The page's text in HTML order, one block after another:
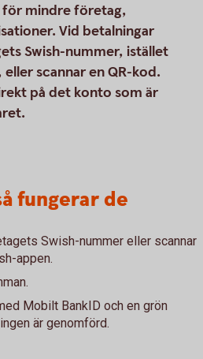
för mindre företag,
Vid betalningar
Swish-nummer, istället
scannar en QR-kod.
på det konto som är
fungerar de
Swish-nummer eller scannar
appen.
Mobilt BankID och en grön
är genomförd.